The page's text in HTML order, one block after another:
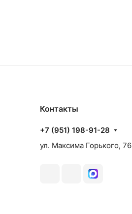
Контакты
+7 (951) 198-91-28
ул. Максима Горького, 76